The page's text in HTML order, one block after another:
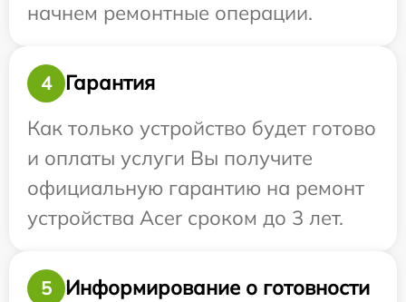
начнем ремонтные операции.
4
Гарантия
Как только устройство будет готово
и оплаты услуги Вы получите
официальную гарантию на ремонт
устройства Acer сроком до 3 лет.
5
Информирование о готовности